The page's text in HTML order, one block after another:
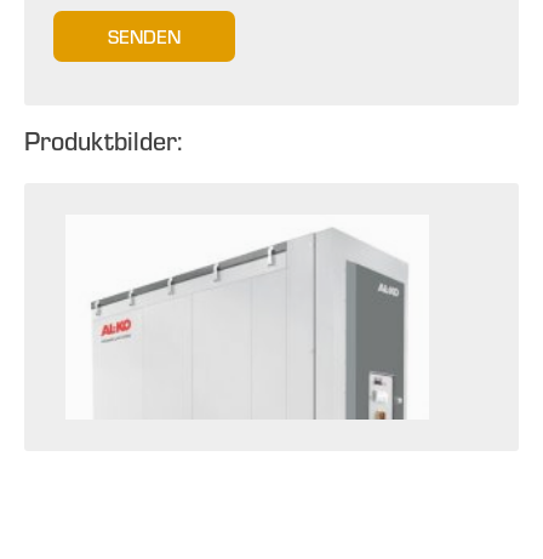
SENDEN
Produktbilder: